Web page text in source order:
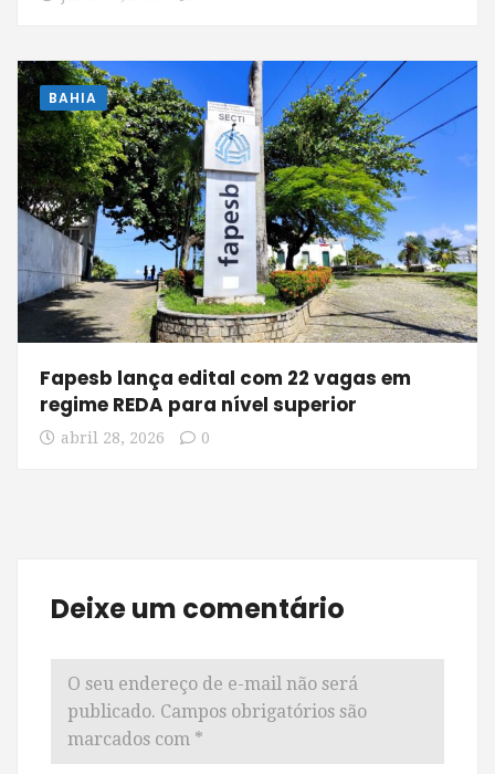
BAHIA
Fapesb lança edital com 22 vagas em
regime REDA para nível superior
abril 28, 2026 0
Deixe um comentário
O seu endereço de e-mail não será
publicado. Campos obrigatórios são
marcados com *